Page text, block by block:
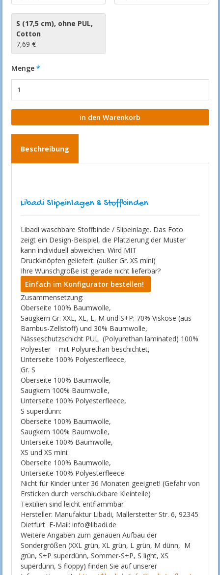
S (17,5 cm), ohne PUL,
Cotton
7,69 €
Menge
Beschreibung
Libadi Slipeinlagen & Stoffbinden
Libadi waschbare Stoffbinde / Slipeinlage. Das Foto
zeigt ein Design-Beispiel, die Platzierung der Muster
kann individuell abweichen. Wird MIT
Druckknöpfen geliefert. (außer Gr. XS mini)
Ihre Wunschgröße ist gerade nicht lieferbar?
Einfach im Konfigurator bestellen!
Zusammensetzung:
Oberseite 100% Baumwolle,
Saugkern Gr. XXL, XL, L, M und S+P: 70% Viskose (aus
Bambus-Zellstoff) und 30% Baumwolle,
Nässeschutzschicht PUL (Polyurethan laminated) 100%
Polyester - mit Polyurethan beschichtet,
Unterseite 100% Polyesterfleece,
Gr. S
Oberseite 100% Baumwolle,
Saugkern 100% Baumwolle,
Unterseite 100% Polyesterfleece,
S superdünn:
Oberseite 100% Baumwolle,
Saugkern 100% Baumwolle,
Unterseite 100% Baumwolle,
XS und XS mini:
Oberseite 100% Baumwolle,
Unterseite 100% Polyesterfleece
Nicht für Kinder unter 36 Monaten geeignet! (Gefahr von
Ersticken durch verschluckbare Kleinteile)
Textilien sind leicht entflammbar
Hersteller: Manufaktur Libadi, Mallerstetter Str. 6, 92345
Dietfurt E-Mail: info@libadi.de
Weitere Angaben zum genauen Aufbau der
Sondergrößen (XXL grün, XL grün, L grün, M dünn, M
grün, S+P superdünn, Sommer-S+P, S light, XS
superdünn, S floppy) finden Sie auf unserer